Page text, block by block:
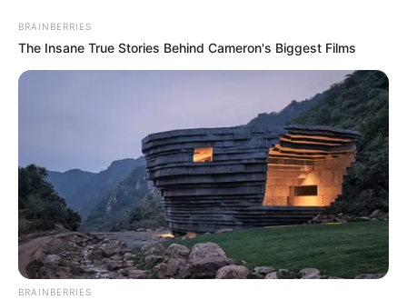
Köln - Römisch-Germanisches Museum
BRAINBERRIES
The Insane True Stories Behind Cameron's Biggest Films
BRAINBERRIES